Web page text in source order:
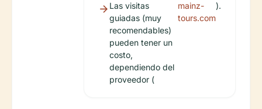
Las visitas
guiadas (muy
recomendables)
pueden tener un
costo,
dependiendo del
proveedor (
mainz-
tours.com
).